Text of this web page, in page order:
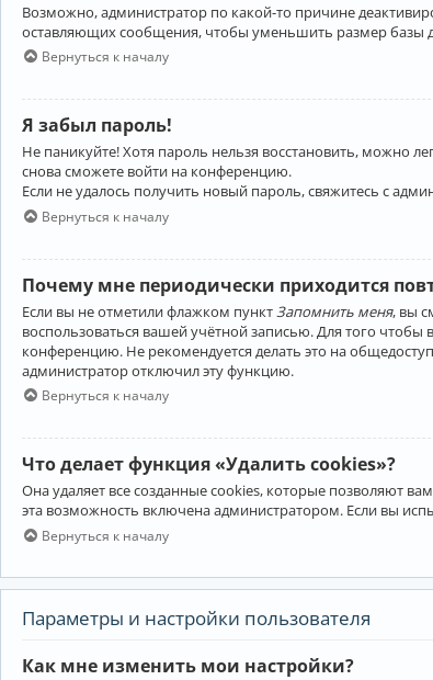
Возможно, администратор по какой-то причине
оставляющих сообщения, чтобы уменьшить размер базы
Вернуться к началу
Я забыл пароль!
Не паникуйте! Хотя пароль нельзя восстановить, можно
снова сможете войти на конференцию.
Если не удалось получить новый пароль, свяжитесь с
Вернуться к началу
Почему мне периодически приходится
Если вы не отметили флажком пункт Запомнить меня, вы
воспользоваться вашей учётной записью. Для того
конференцию. Не рекомендуется делать это на
администратор отключил эту функцию.
Вернуться к началу
Что делает функция «Удалить cookies»?
Она удаляет все созданные cookies, которые позволяют
эта возможность включена администратором. Если вы
Вернуться к началу
Параметры и настройки пользователя
Как мне изменить мои настройки?